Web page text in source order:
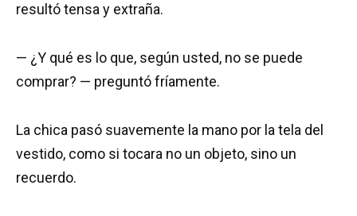
resultó tensa y extraña.
— ¿Y qué es lo que, según usted, no se puede
comprar? — preguntó fríamente.
La chica pasó suavemente la mano por la tela del
vestido, como si tocara no un objeto, sino un
recuerdo.